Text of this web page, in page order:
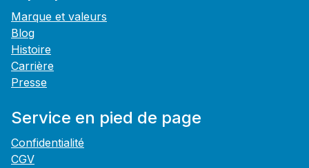
Marque et valeurs
Blog
Histoire
Carrière
Presse
Service en pied de page
Confidentialité
CGV